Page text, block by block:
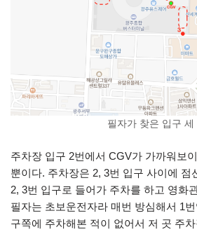
필자가 찾은 입구 세
주차장 입구 2번에서 CGV가 가까워보
뿐이다. 주차장은 2, 3번 입구 사이에 점
2, 3번 입구로 들어가 주차를 하고 영화
필자는 초보운전자라 매번 방심해서 1
구쪽에 주차해본 적이 없어서 저 곳 주